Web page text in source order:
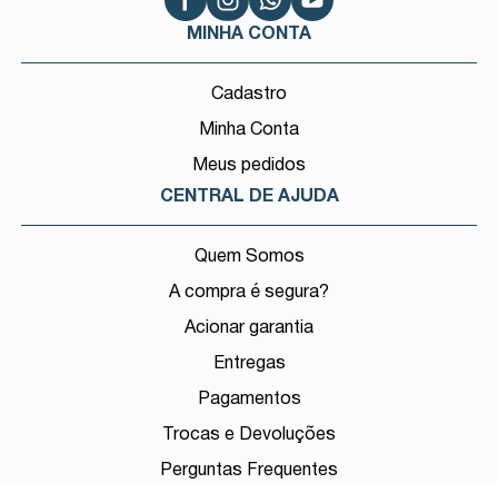
MINHA CONTA
Cadastro
Minha Conta
Meus pedidos
CENTRAL DE AJUDA
Quem Somos
A compra é segura?
Acionar garantia
Entregas
Pagamentos
Trocas e Devoluções
Perguntas Frequentes